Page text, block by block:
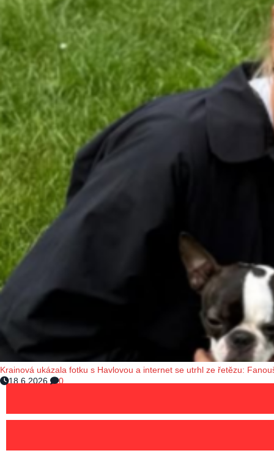
Krainová ukázala fotku s Havlovou a internet se utrhl ze řetězu:
18.6.2026
0